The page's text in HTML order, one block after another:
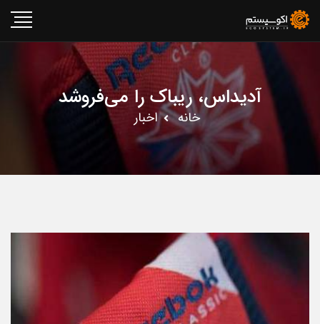
آدیداس، ریباک را می‌فروشد
خانه اخبار